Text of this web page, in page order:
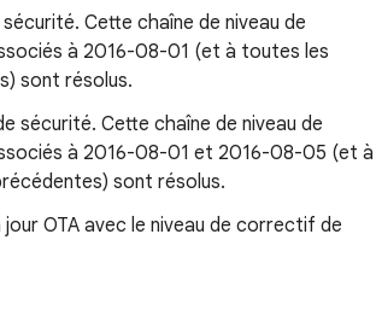
Cette chaîne de niveau de
à 2016-08-01 (et à toutes les
sont résolus.
sécurité. Cette chaîne de niveau de
à 2016-08-01 et 2016-08-05 (et à
sont résolus.
OTA avec le niveau de correctif de